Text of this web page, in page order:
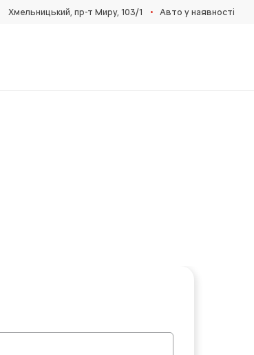
Хмельницький, пр-т Миру, 103/1 • Авто у наявності